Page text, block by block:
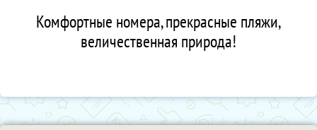
Комфортные номера, прекрасные пляжи,
величественная природа!